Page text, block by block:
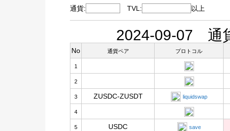
通貨: TVL: 以上
2024-09-07 通
No 通貨ペア プロトコル
1
2
3 ZUSDC-ZUSDT liquidswap
4
5 USDC save